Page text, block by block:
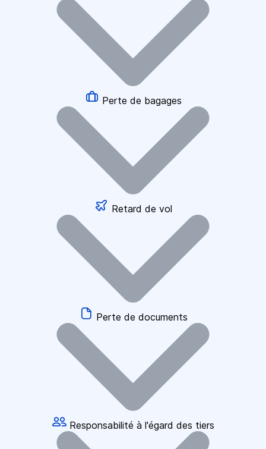
Perte de bagages
Retard de vol
Perte de documents
Responsabilité à l'égard des tiers